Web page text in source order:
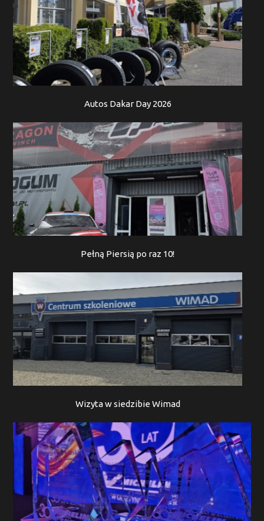
Autos Dakar Day 2026
Pełną Piersią po raz 10!
Wizyta w siedzibie Wimad